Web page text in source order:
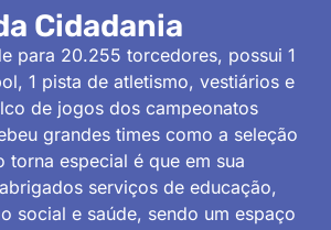
Cidadania
para 20.255 torcedores, possui 1
1 pista de atletismo, vestiários e
de jogos dos campeonatos
grandes times como a seleção
torna especial é que em sua
serviços de educação,
social e saúde, sendo um espaço